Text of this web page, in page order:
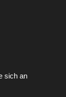
sich an